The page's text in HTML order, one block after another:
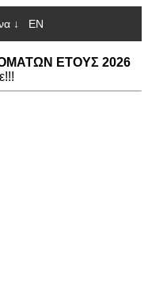
↓ EN
ΕΤΟΥΣ 2026